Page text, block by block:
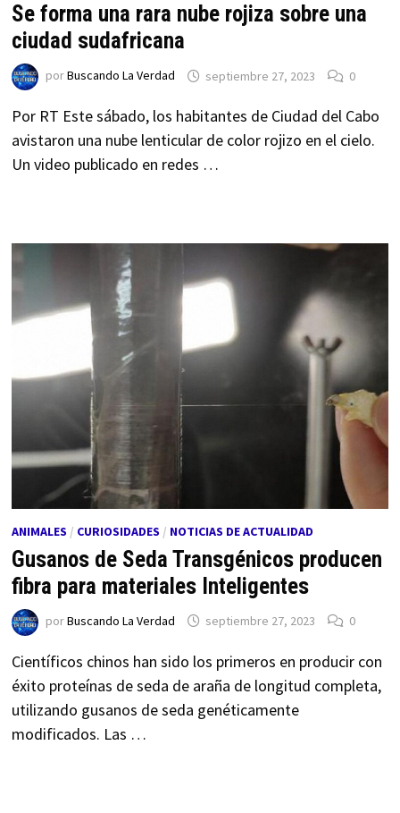
Se forma una rara nube rojiza sobre una
ciudad sudafricana
porBuscando La Verdad septiembre 27, 2023 0
Por RT Este sábado, los habitantes de Ciudad del Cabo
avistaron una nube lenticular de color rojizo en el cielo.
Un video publicado en redes …
ANIMALES / CURIOSIDADES / NOTICIAS DE ACTUALIDAD
Gusanos de Seda Transgénicos producen
fibra para materiales Inteligentes
porBuscando La Verdad septiembre 27, 2023 0
Científicos chinos han sido los primeros en producir con
éxito proteínas de seda de araña de longitud completa,
utilizando gusanos de seda genéticamente
modificados. Las …